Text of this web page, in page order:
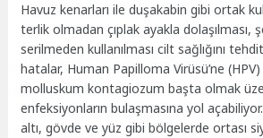
Havuz kenarları ile duşakabin gibi ortak
terlik olmadan çıplak ayakla dolaşılması,
serilmeden kullanılması cilt sağlığını
hatalar, Human Papilloma Virüsü’ne
molluskum kontagiozum başta olmak
enfeksiyonların bulaşmasına yol
altı, gövde ve yüz gibi bölgelerde ortası